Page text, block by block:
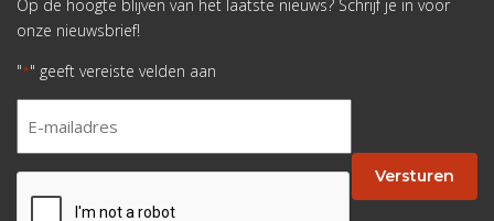
Op de hoogte blijven van het laatste nieuws? Schrijf je in voor
onze nieuwsbrief!
"*" geeft vereiste velden aan
mailadres
* Versturen